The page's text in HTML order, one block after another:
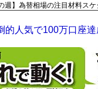
週】為替相場の注目材料スケ
的人気で100万口座